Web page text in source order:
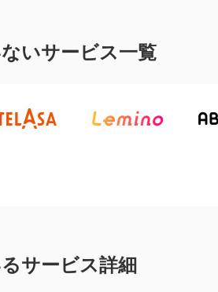
いサービス一覧
サービス詳細